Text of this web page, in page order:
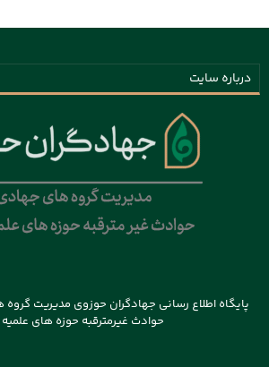
درباره سایت
پایگاه اطلاع رسانی جهادگران حوزوی مدیریت
حوادث غیرمترقبه حوزه های